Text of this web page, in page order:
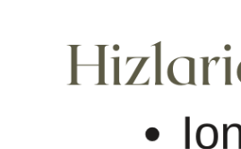
CON MOTIVO